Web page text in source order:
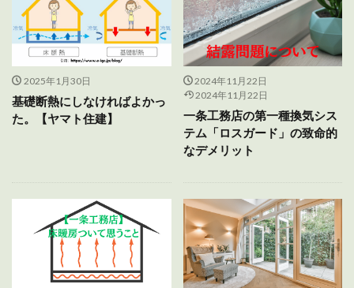
2025年1月30日
基礎断熱にしなければよかっ
た。【ヤマト住建】
2024年11月22日
2024年11月22日
一条工務店の第一種換気シス
テム「ロスガード」の致命的
なデメリット